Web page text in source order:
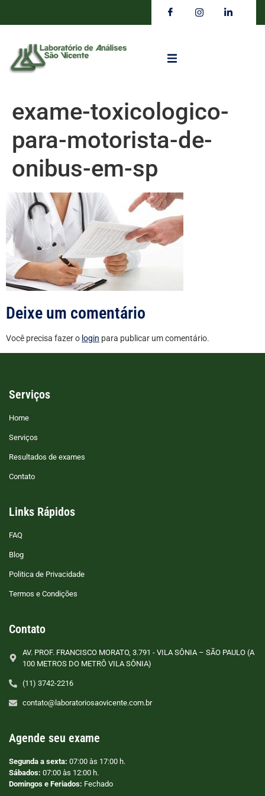
exame-toxicologico-
para-motorista-de-
onibus-em-sp
Deixe um comentário
Você precisa fazer o login para publicar um comentário.
Serviços
Home
Serviços
Resultados de exames
Contato
Links Rápidos
FAQ
Blog
Politica de Privacidade
Termos e Condições
Contato
AV. PROF. FRANCISCO MORATO, 3.791 - VILA SÔNIA – SÃO PAULO (A
100 METROS DO METRÔ VILA SÔNIA)
(11) 3742-2216
contato@laboratoriosaovicente.com.br
Agende seu exame
Segunda a sexta: 07:00 às 17:00 h.
Sábados: 07:00 às 12:00 h.
Domingos e Feriados: Fechado